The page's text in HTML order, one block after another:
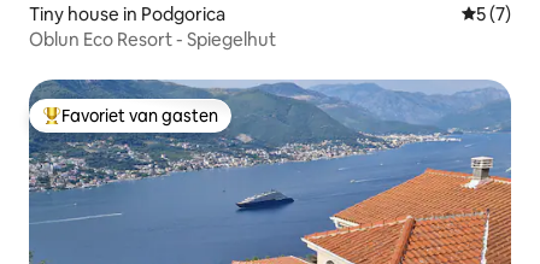
Tiny house in Podgorica
5 (7)
Oblun Eco Resort - Spiegelhut
Topfavoriet van gasten
Favoriet van gasten